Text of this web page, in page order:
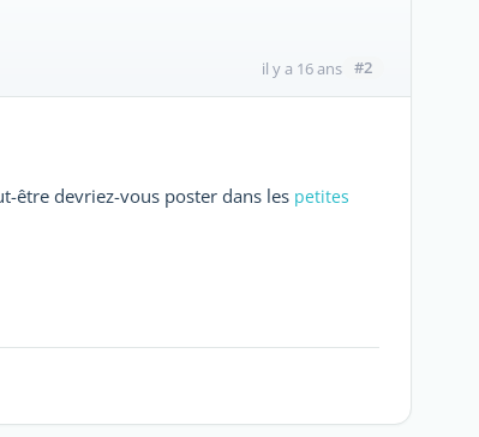
il y a 16 ans #2
être devriez-vous poster dans les petites